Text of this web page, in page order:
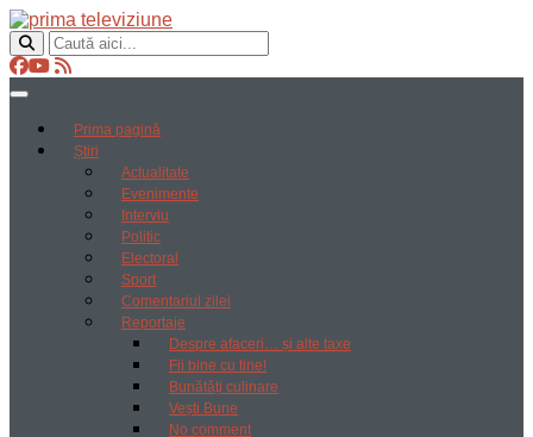
Prima pagină
Știri
Actualitate
Evenimente
Interviu
Politic
Electoral
Sport
Comentariul zilei
Reportaje
Despre afaceri… și alte taxe
Fii bine cu tine!
Bunătăți culinare
Vești Bune
No comment